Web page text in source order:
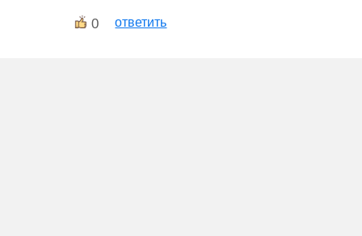
0 ответить